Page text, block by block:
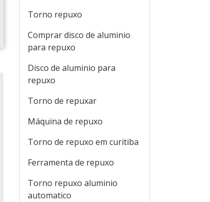
Torno repuxo
Comprar disco de aluminio
para repuxo
Disco de aluminio para
repuxo
Torno de repuxar
Máquina de repuxo
Torno de repuxo em curitiba
Ferramenta de repuxo
Torno repuxo aluminio
automatico